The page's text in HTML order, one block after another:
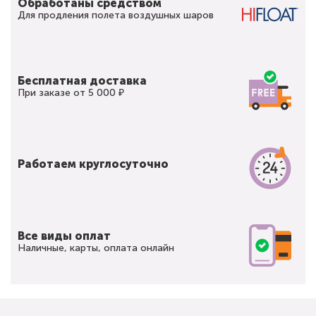
Обработаны средством
Для продления полета воздушных шаров
Бесплатная доставка
При заказе от 5 000 ₽
Работаем круглосуточно
Все виды оплат
Наличные, карты, оплата онлайн